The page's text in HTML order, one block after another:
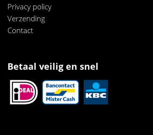
Privacy policy
Verzending
Contact
Betaal veilig en snel